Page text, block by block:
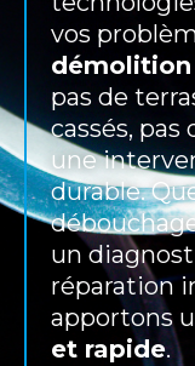
vos
démolition
pas de
cassés,
une
durable.
un
réparation
apportons
et rapide.